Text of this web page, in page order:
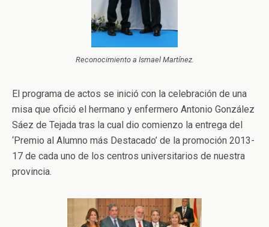
Reconocimiento a Ismael Martínez.
El programa de actos se inició con la celebración de una
misa que ofició el hermano y enfermero Antonio González
Sáez de Tejada tras la cual dio comienzo la entrega del
‘Premio al Alumno más Destacado’ de la promoción 2013-
17 de cada uno de los centros universitarios de nuestra
provincia.